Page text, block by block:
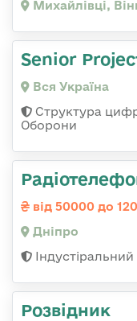
Михайлівці,
Senior
Вся Україна
Структура
Оборони
від 50000 до
Дніпро
Розвідник